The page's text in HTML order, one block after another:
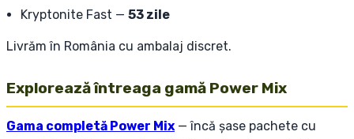
Kryptonite Fast — 53 zile
Livrăm în România cu ambalaj discret.
Explorează întreaga gamă Power Mix
Gama completă Power Mix — încă șase pachete cu